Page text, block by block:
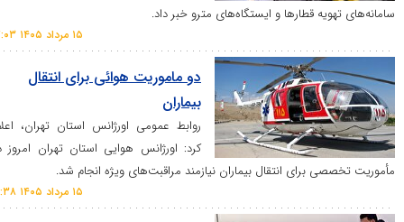
قطار‌ها و ایستگاه‌های مترو خبر داد.
دو ماموریت هوائی برای انتقال
بیماران
روابط عمومی اورژانس استان تهران، اعلام
کرد: اورژانس هوایی استان تهران امروز دو
انتقال بیماران نیازمند مراقبت‌های ویژه انجام شد.